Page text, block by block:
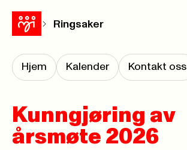
Ringsaker
Hjem Kalender Kontakt oss
Kunngjøring av
årsmøte 2026